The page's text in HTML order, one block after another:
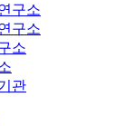
구소
구소
소
관